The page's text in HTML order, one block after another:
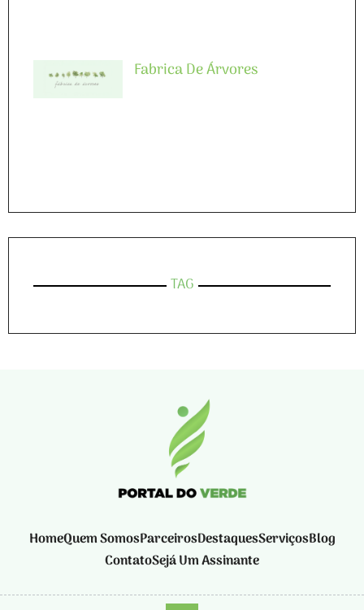
Fabrica De Árvores
TAG
HomeQuem SomosParceirosDestaquesServiçosBlog
ContatoSejá Um Assinante